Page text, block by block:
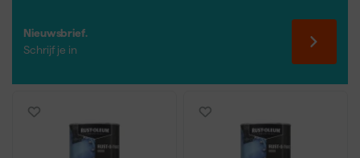
Nieuwsbrief.
Schrijf je in